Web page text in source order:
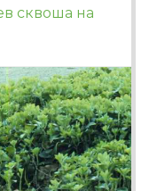
сквоша на